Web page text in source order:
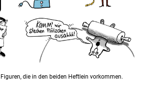
die in den beiden Heftlein vorkommen.